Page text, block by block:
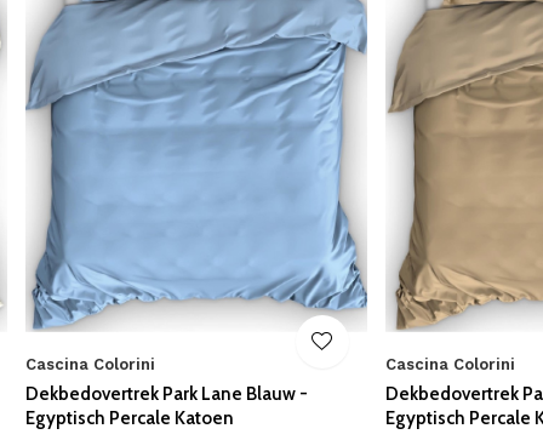
Cascina Colorini
Dekbedovertrek Park Lane Blauw -
Egyptisch Percale Katoen
Cascina Colorini
Dekbedovertrek
Egyptisch Percale